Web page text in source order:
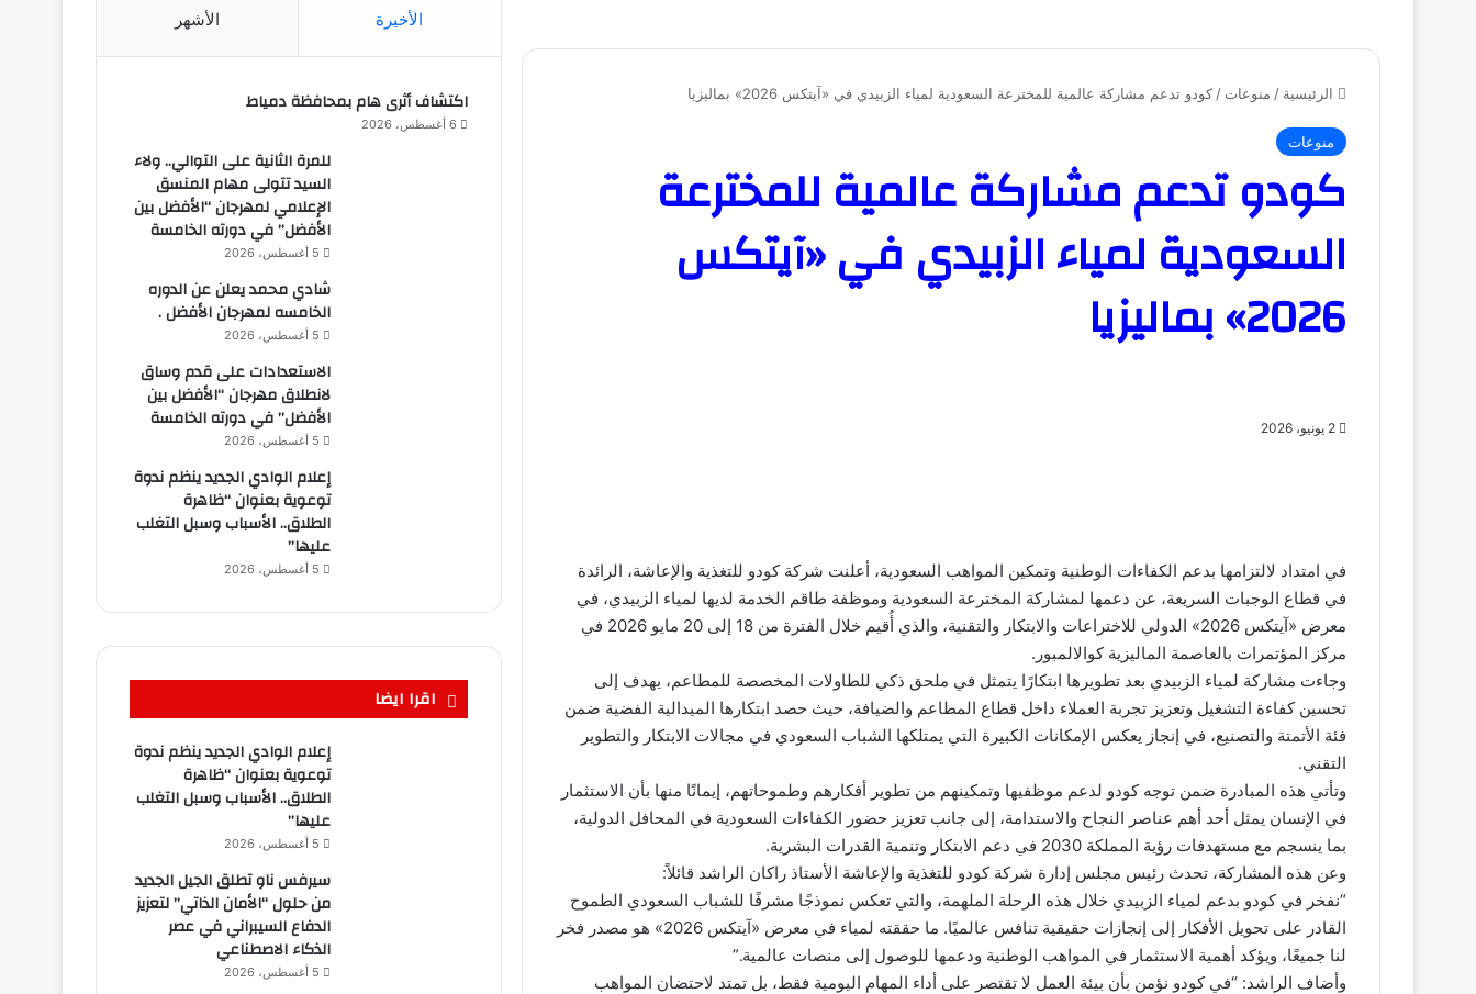
الرئيسية / منوعات / كودو تدعم مشاركة عالمية للمخترعة السعودية لمياء الزبيدي في «آيتكس 2026» بماليزيا
منوعات
كودو تدعم مشاركة عالمية للمخترعة
السعودية لمياء الزبيدي في «آيتكس
2026» بماليزيا
2 يونيو، 2026
في امتداد لالتزامها بدعم الكفاءات الوطنية وتمكين المواهب السعودية، أعلنت شركة كودو للتغذية والإعاشة، الرائدة
في قطاع الوجبات السريعة، عن دعمها لمشاركة المخترعة السعودية وموظفة طاقم الخدمة لديها لمياء الزبيدي، في
معرض «آيتكس 2026» الدولي للاختراعات والابتكار والتقنية، والذي أُقيم خلال الفترة من 18 إلى 20 مايو 2026 في
مركز المؤتمرات بالعاصمة الماليزية كوالالمبور.
وجاءت مشاركة لمياء الزبيدي بعد تطويرها ابتكارًا يتمثل في ملحق ذكي للطاولات المخصصة للمطاعم، يهدف إلى
تحسين كفاءة التشغيل وتعزيز تجربة العملاء داخل قطاع المطاعم والضيافة، حيث حصد ابتكارها الميدالية الفضية ضمن
فئة الأتمتة والتصنيع، في إنجاز يعكس الإمكانات الكبيرة التي يمتلكها الشباب السعودي في مجالات الابتكار والتطوير
التقني.
وتأتي هذه المبادرة ضمن توجه كودو لدعم موظفيها وتمكينهم من تطوير أفكارهم وطموحاتهم، إيمانًا منها بأن الاستثمار
في الإنسان يمثل أحد أهم عناصر النجاح والاستدامة، إلى جانب تعزيز حضور الكفاءات السعودية في المحافل الدولية،
بما ينسجم مع مستهدفات رؤية المملكة 2030 في دعم الابتكار وتنمية القدرات البشرية.
وعن هذه المشاركة، تحدث رئيس مجلس إدارة شركة كودو للتغذية والإعاشة الأستاذ راكان الراشد قائلاً:
“نفخر في كودو بدعم لمياء الزبيدي خلال هذه الرحلة الملهمة، والتي تعكس نموذجًا مشرفًا للشباب السعودي الطموح
القادر على تحويل الأفكار إلى إنجازات حقيقية تنافس عالميًا. ما حققته لمياء في معرض «آيتكس 2026» هو مصدر فخر
لنا جميعًا، ويؤكد أهمية الاستثمار في المواهب الوطنية ودعمها للوصول إلى منصات عالمية.”
وأضاف الراشد: “في كودو نؤمن بأن بيئة العمل لا تقتصر على أداء المهام اليومية فقط، بل تمتد لاحتضان المواهب
الأخيرة الأشهر
اكتشاف أثرى هام بمحافظة دمياط
6 أغسطس، 2026
للمرة الثانية على التوالي.. ولاء
السيد تتولى مهام المنسق
الإعلامي لمهرجان “الأفضل بين
الأفضل” في دورته الخامسة
5 أغسطس، 2026
شادي محمد يعلن عن الدوره
الخامسه لمهرجان الأفضل .
5 أغسطس، 2026
الاستعدادات على قدم وساق
لانطلاق مهرجان “الأفضل بين
الأفضل” في دورته الخامسة
5 أغسطس، 2026
إعلام الوادي الجديد ينظم ندوة
توعوية بعنوان “ظاهرة
الطلاق.. الأسباب وسبل التغلب
عليها”
5 أغسطس، 2026
اقرا ايضا
إعلام الوادي الجديد ينظم ندوة
توعوية بعنوان “ظاهرة
الطلاق.. الأسباب وسبل التغلب
عليها”
5 أغسطس، 2026
سيرفس ناو تطلق الجيل الجديد
من حلول “الأمان الذاتي” لتعزيز
الدفاع السيبراني في عصر
الذكاء الاصطناعي
5 أغسطس، 2026